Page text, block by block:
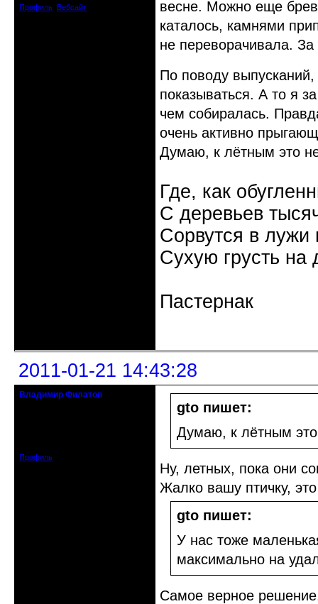
Профиль Вебсайт
весне. Можно еще
каталось, камнями
не переворачивала.
По поводу
показываться. А то я
чем собиралась.
очень активно
Думаю, к лётным это
Где, как
С деревьев
Сорвутся в лужи
Сухую грусть на
Пастернак
2011-01-21 14:43:28
Владимир Филатов
Профиль
gto пишет:
Думаю, к лётным это
Ну, летных, пока они
Жалко вашу птичку,
gto пишет:
У нас тоже
максимально на
Самое верное